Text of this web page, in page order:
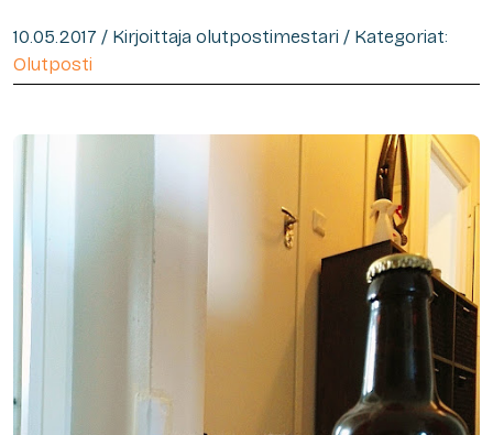
10.05.2017 / Kirjoittaja olutpostimestari / Kategoriat:
Olutposti